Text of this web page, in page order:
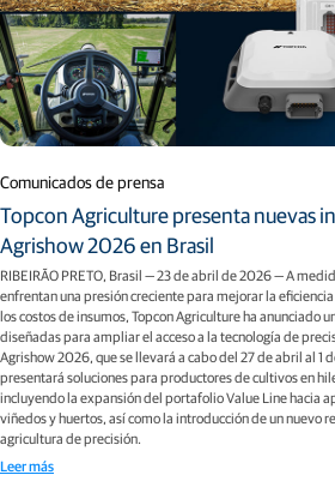
Comunicados de prensa
Topcon Agriculture presenta nuevas
Agrishow 2026 en Brasil
RIBEIRÃO PRETO, Brasil — 23 de abril de 2026 — A
enfrentan una presión creciente para mejorar la
los costos de insumos, Topcon Agriculture ha anunciado
diseñadas para ampliar el acceso a la tecnología de
Agrishow 2026, que se llevará a cabo del 27 de abril al 1
presentará soluciones para productores de cultivos en
incluyendo la expansión del portafolio Value Line hacia
viñedos y huertos, así como la introducción de un nuevo
agricultura de precisión.
Leer más